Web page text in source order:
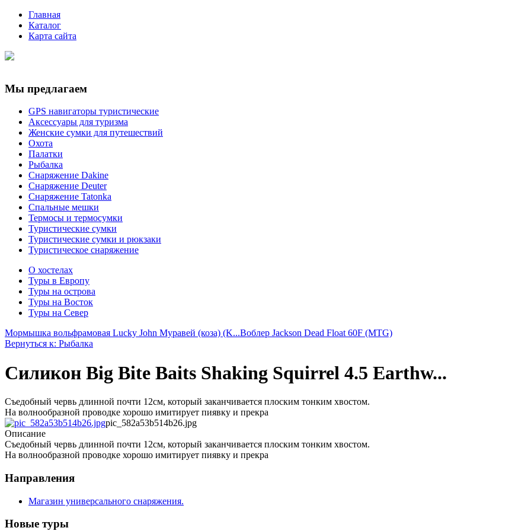
Главная
Каталог
Карта сайта
Мы предлагаем
GPS навигаторы туристические
Аксессуары для туризма
Женские сумки для путешествий
Охота
Палатки
Рыбалка
Снаряжение Dakine
Снаряжение Deuter
Снаряжение Tatonka
Спальные мешки
Термосы и термосумки
Туристические сумки
Туристические сумки и рюкзаки
Туристическое снаряжение
О хостелах
Туры в Европу
Туры на острова
Туры на Восток
Туры на Север
Мормышка вольфрамовая Lucky John Муравей (коза) (K...Воблер Jackson Dead Float 60F (MTG)
Вернуться к: Рыбалка
Силикон Big Bite Baits Shaking Squirrel 4.5 Earthw...
Съедобный червь длинной почти 12см, который заканчивается плоским тонким хвостом.
На волнообразной проводке хорошо имитирует пиявку и прекра
pic_582a53b514b26.jpg
Описание
Съедобный червь длинной почти 12см, который заканчивается плоским тонким хвостом.
На волнообразной проводке хорошо имитирует пиявку и прекра
Направления
Магазин универсального снаряжения.
Новые туры